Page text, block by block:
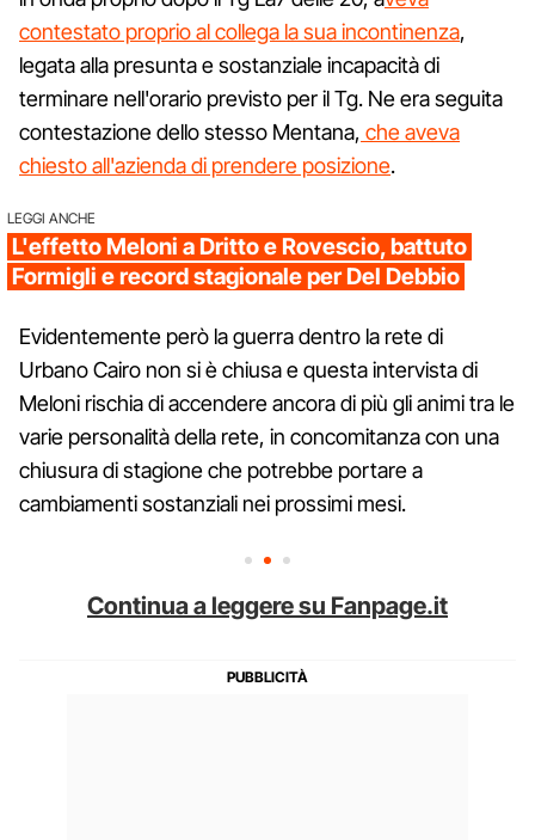
contestato proprio al collega la sua incontinenza,
legata alla presunta e sostanziale incapacità di
terminare nell'orario previsto per il Tg. Ne era seguita
contestazione dello stesso Mentana, che aveva
chiesto all'azienda di prendere posizione.
LEGGI ANCHE
L'effetto Meloni a Dritto e Rovescio, battuto
Formigli e record stagionale per Del Debbio
Evidentemente però la guerra dentro la rete di
Urbano Cairo non si è chiusa e questa intervista di
Meloni rischia di accendere ancora di più gli animi tra le
varie personalità della rete, in concomitanza con una
chiusura di stagione che potrebbe portare a
cambiamenti sostanziali nei prossimi mesi.
Continua a leggere su Fanpage.it